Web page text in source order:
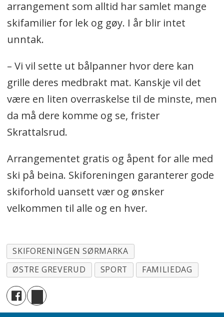
arrangement som alltid har samlet mange
skifamilier for lek og gøy. I år blir intet
unntak.
– Vi vil sette ut bålpanner hvor dere kan
grille deres medbrakt mat. Kanskje vil det
være en liten overraskelse til de minste, men
da må dere komme og se, frister
Skrattalsrud.
Arrangementet gratis og åpent for alle med
ski på beina. Skiforeningen garanterer gode
skiforhold uansett vær og ønsker
velkommen til alle og en hver.
SKIFORENINGEN SØRMARKA
ØSTRE GREVERUD
SPORT FAMILIEDAG